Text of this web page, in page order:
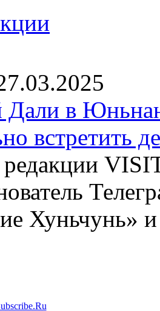
Дали в
встретить
редакции
Хуньчунь»